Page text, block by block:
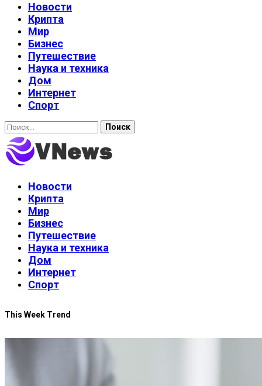
Новости
Крипта
Мир
Бизнес
Путешествие
Наука и техника
Дом
Интернет
Спорт
Найти:
Новости
Крипта
Мир
Бизнес
Путешествие
Наука и техника
Дом
Интернет
Спорт
This Week Trend